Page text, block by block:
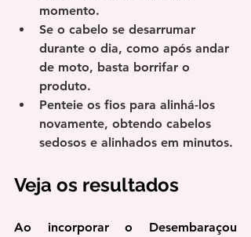
momento.
Se o cabelo se desarrumar
durante o dia, como após andar
de moto, basta borrifar o
produto.
Penteie os fios para alinhá-los
novamente, obtendo cabelos
sedosos e alinhados em minutos.
Veja os resultados
Ao incorporar o Desembaraçou